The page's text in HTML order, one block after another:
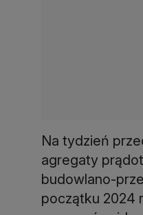
Na tydzień
agregaty
budowlano-
początku 2024